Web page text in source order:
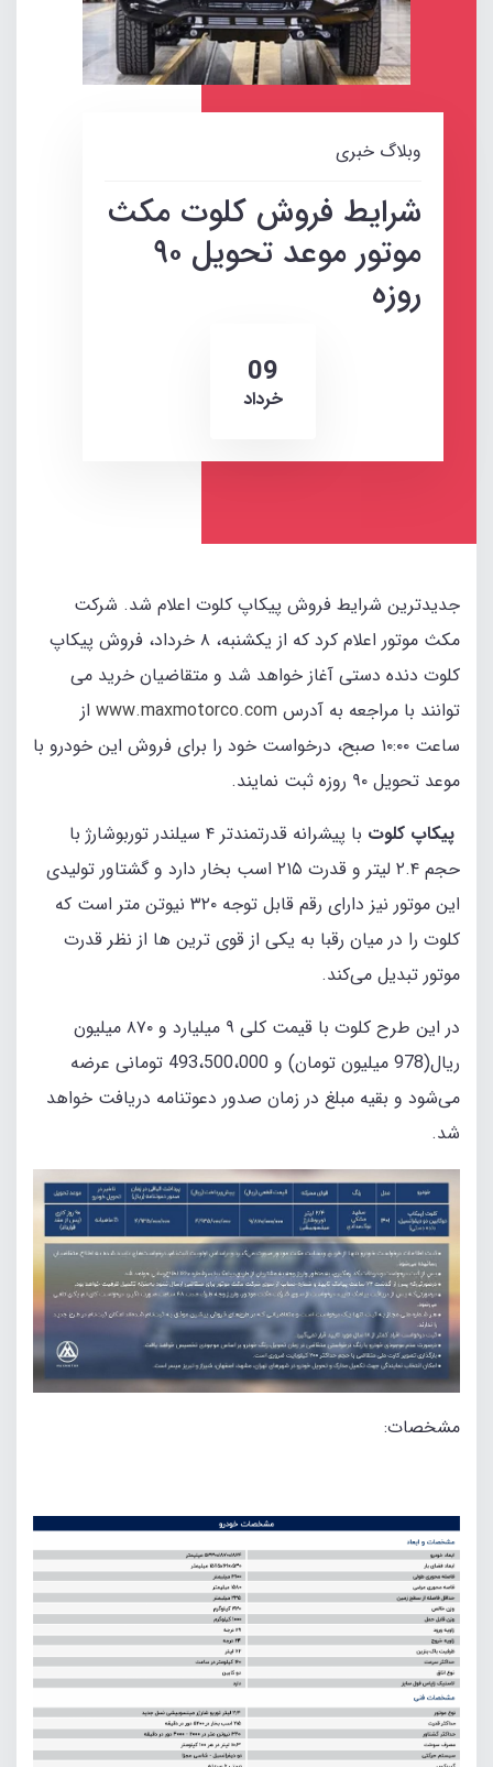
وبلاگ خبری
شرایط فروش کلوت مکث‌
موتور موعد تحویل ۹۰
روزه
09
خرداد
جدیدترین شرایط فروش پیکاپ کلوت اعلام شد. شرکت
مکث موتور اعلام کرد که از یکشنبه، ۸ خرداد، فروش پیکاپ
کلوت دنده دستی آغاز خواهد شد و متقاضیان خرید می
توانند با مراجعه به آدرس www.maxmotorco.com از
ساعت ۱۰:۰۰ صبح، درخواست خود را برای فروش این خودرو با
موعد تحویل ۹۰ روزه ثبت نمایند.
پیکاپ کلوت
با پیشرانه قدرتمندتر ۴ سیلندر توربوشارژ با
حجم ۲.۴ لیتر و قدرت ۲۱۵ اسب بخار دارد و گشتاور تولیدی
این موتور نیز دارای رقم قابل توجه ۳۲۰ نیوتن متر است که
کلوت را در میان رقبا به یکی از قوی ترین ها از نظر قدرت
موتور تبدیل می‌کند.
در این طرح کلوت با قیمت کلی ۹ میلیارد و ۸۷۰ میلیون
ریال(978 میلیون تومان) و 493،500،000 تومانی عرضه
می‌شود و بقیه مبلغ در زمان صدور دعوتنامه دریافت خواهد
شد.
مشخصات: